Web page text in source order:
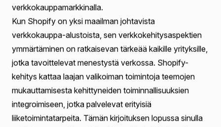
Ymmärrä Shopify: Vankka verkkokauppa-alusta
Shopify-verkkokehityksen keskeiset osat
Käyttäjäkokemuksen ja suunnittelun merkitys
Parhaat käytännöt Shopify-kauppojen optimointiin
Kuinka Praella voi tukea Shopify-kehitysprosessiasi
Yhteenveto
UKK
Esittely
Kuvittele, että avaat oman verkkokauppasi, jossa on